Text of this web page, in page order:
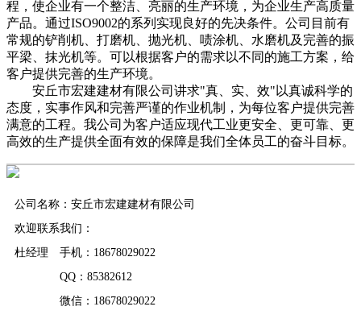
程，使企业有一个整洁、亮丽的生产环境，为企业生产高质量
产品。通过ISO9002的系列实现良好的先决条件。公司目前有
常规的铲削机、打磨机、抛光机、啧涂机、水磨机及完善的振
平梁、抹光机等。可以根据客户的需求以不同的施工方案，给
客户提供完善的生产环境。
安丘市宏建建材有限公司讲求"真、实、效"以真诚科学的
态度，实事作风和完善严谨的作业机制，为每位客户提供完善
满意的工程。我公司为客户适应现代工业更安全、更可靠、更
高效的生产提供全面有效的保障是我们全体员工的奋斗目标。
公司名称：安丘市宏建建材有限公司
欢迎联系我们：
杜经理 手机：18678029022
QQ：85382612
微信：18678029022